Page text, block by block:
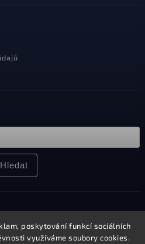
poskytování funkcí sociálních
využíváme soubory cookies.
Hledat
/0 Kč